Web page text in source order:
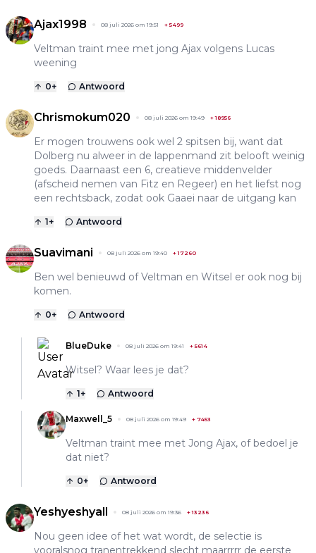
Ajax1998 08 juli 2026 om 19:51 +5499
Veltman traint mee met jong Ajax volgens Lucas
weening
0+ Antwoord
Chrismokum020 08 juli 2026 om 19:49 +18956
Er mogen trouwens ook wel 2 spitsen bij, want dat
Dolberg nu alweer in de lappenmand zit belooft weinig
goeds. Daarnaast een 6, creatieve middenvelder
(afscheid nemen van Fitz en Regeer) en het liefst nog
een rechtsback, zodat ook Gaaei naar de uitgang kan
1+ Antwoord
Suavimani 08 juli 2026 om 19:40 +17260
Ben wel benieuwd of Veltman en Witsel er ook nog bij
komen.
0+ Antwoord
BlueDuke 08 juli 2026 om 19:41 +5614
Witsel? Waar lees je dat?
1+ Antwoord
Maxwell_5 08 juli 2026 om 19:49 + 7453
Veltman traint mee met Jong Ajax, of bedoel je
dat niet?
0+ Antwoord
Yeshyeshyall 08 juli 2026 om 19:36 +13236
Nou geen idee of het wat wordt, de selectie is
vooralsnog tranentrekkend slecht maarrrrr de eerste